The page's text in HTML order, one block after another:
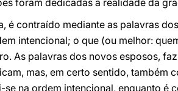
foram dedicadas à realidade da
é contraído mediante as palavras
intencional; o que (ou melhor:
As palavras dos novos esposos,
mas, em certo sentido, também
na ordem intencional, enquanto é